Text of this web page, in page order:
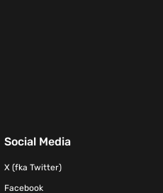
Social Media
X (fka Twitter)
Facebook